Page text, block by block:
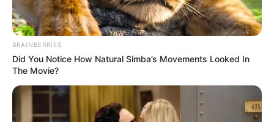
Linkdo vídeo no
Cob Bags
3.Doce para festa junina
BRAINBERRIES
Did You Notice How Natural Simba’s Movements Looked In
The Movie?